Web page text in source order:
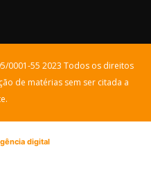
0001-55 2023 Todos os direitos
de matérias sem ser citada a
digital